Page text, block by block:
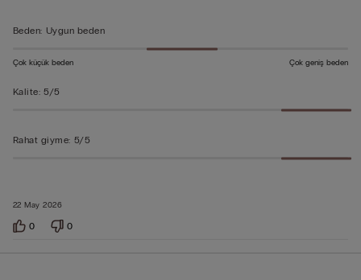
22 May 2026
Beden: Uygun beden
Çok küçük beden Çok geniş beden
Kalite: 5/5
Rahat giyme: 5/5
0 0